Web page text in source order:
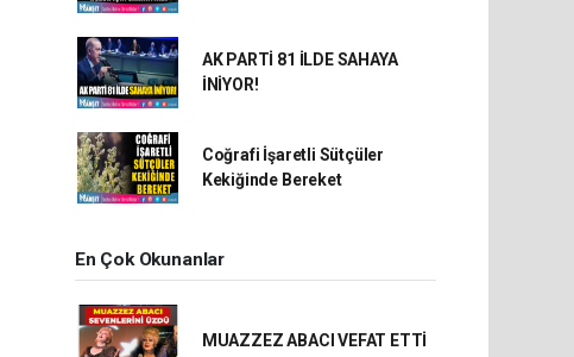
AK PARTİ 81 İLDE SAHAYA
İNİYOR!
Coğrafi İşaretli Sütçüler
Kekiğinde Bereket
En Çok Okunanlar
MUAZZEZ ABACI VEFAT ETTİ